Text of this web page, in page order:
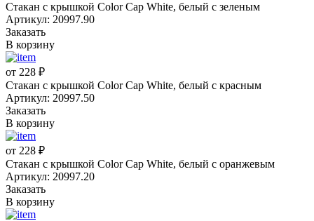
Стакан с крышкой Color Cap White, белый с зеленым
Артикул: 20997.90
Заказать
В корзину
от 228 ₽
Стакан с крышкой Color Cap White, белый с красным
Артикул: 20997.50
Заказать
В корзину
от 228 ₽
Стакан с крышкой Color Cap White, белый с оранжевым
Артикул: 20997.20
Заказать
В корзину